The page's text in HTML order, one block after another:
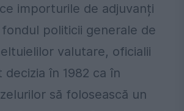
importurile de adjuvanți
politicii generale de
valutare, oficialii
decizia în 1982 ca în
să folosească un